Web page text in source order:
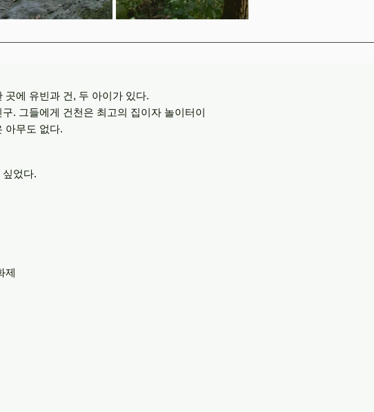
곳에 유빈과 건, 두 아이가 있다.
. 그들에게 건천은 최고의 집이자 놀이터이
아무도 없다.
었다.
제